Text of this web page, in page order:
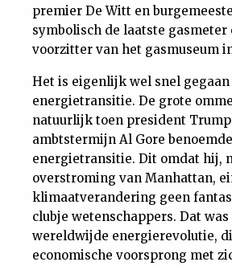
premier De Witt en
symbolisch de laatste gasmeter
voorzitter van het gasmuseum
Het is eigenlijk wel snel gegaan
energietransitie. De grote
natuurlijk toen president
ambtstermijn Al Gore
energietransitie. Dit omdat hij,
overstroming van Manhattan,
klimaatverandering geen
clubje wetenschappers. Dat
wereldwijde energierevolutie,
economische voorsprong met